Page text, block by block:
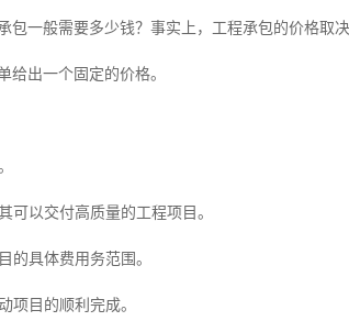
一般需要多少钱？事实上，工程承包的价格取
出一个固定的价格。
可以交付高质量的工程项目。
的具体费用务范围。
项目的顺利完成。